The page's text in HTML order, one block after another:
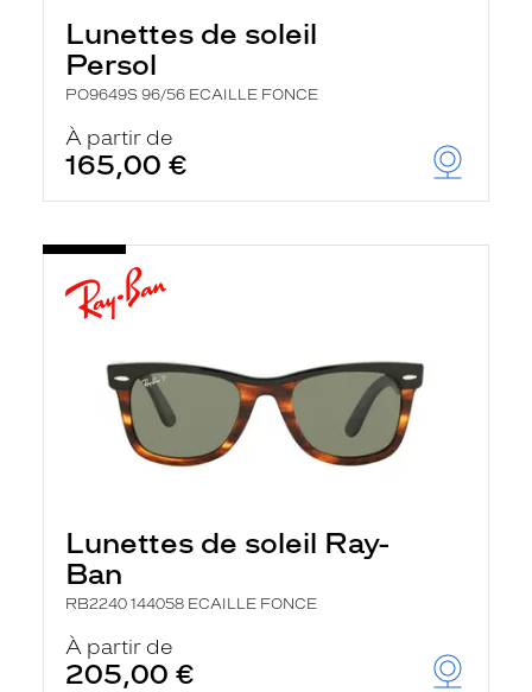
Lunettes de soleil
Persol
PO9649S 96/56 ECAILLE FONCE
À partir de
165,00 €
Lunettes de soleil Ray-
Ban
RB2240 144058 ECAILLE FONCE
À partir de
205,00 €